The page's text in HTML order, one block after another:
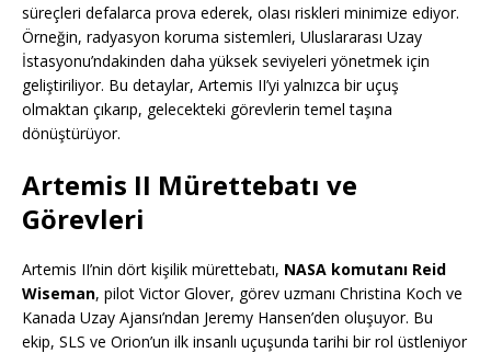
süreçleri defalarca prova ederek, olası riskleri minimize ediyor.
Örneğin, radyasyon koruma sistemleri, Uluslararası Uzay
İstasyonu’ndakinden daha yüksek seviyeleri yönetmek için
geliştiriliyor. Bu detaylar, Artemis II’yi yalnızca bir uçuş
olmaktan çıkarıp, gelecekteki görevlerin temel taşına
dönüştürüyor.
Artemis II Mürettebatı ve
Görevleri
Artemis II’nin dört kişilik mürettebatı, NASA komutanı Reid
Wiseman, pilot Victor Glover, görev uzmanı Christina Koch ve
Kanada Uzay Ajansı’ndan Jeremy Hansen’den oluşuyor. Bu
ekip, SLS ve Orion’un ilk insanlı uçuşunda tarihi bir rol üstleniyor